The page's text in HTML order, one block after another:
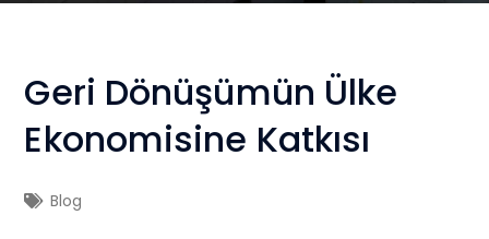
Geri Dönüşümün Ülke
Ekonomisine Katkısı
Blog